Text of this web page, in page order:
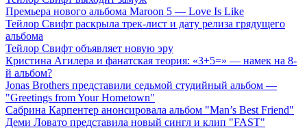
Премьера нового альбома Maroon 5 — Love Is Like
Тейлор Свифт раскрыла трек-лист и дату релиза грядущего
альбома
Тейлор Свифт объявляет новую эру
Кристина Агилера и фанатская теория: «3+5=» — намек на 8-
й альбом?
Jonas Brothers представили седьмой студийный альбом —
"Greetings from Your Hometown"
Сабрина Карпентер анонсировала альбом "Man’s Best Friend"
Деми Ловато представила новый сингл и клип "FAST"